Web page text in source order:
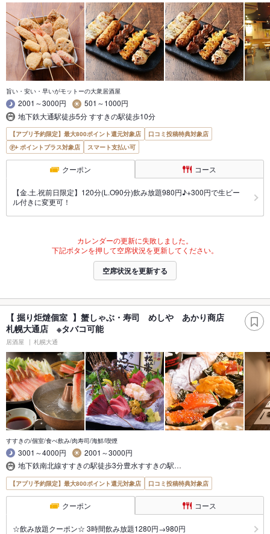
旨い・安い・早いがモットーの大衆居酒屋
2001～3000円
501～1000円
地下鉄大通駅徒歩5分 すすきの駅徒歩10分
【アプリ予約限定】最大800ポイント還元対象店
口コミ投稿特典対象店
ポイントプラス対象店
スマート支払い可
クーポン コース
【金.土.祝前日限定】120分(L.O90分)飲み放題980円♪+300円で生ビー
ル付きに変更可！
カレンダーの更新に失敗しました。
下記ボタンを押して空席状況を更新してください。
空席状況を更新する
【 掘り炬燵個室 】蟹しゃぶ・寿司 めしや あかり商店
札幌大通店 ※タバコ可能
居酒屋 札幌大通
すすきの/個室/食べ飲み/肉寿司/海鮮/喫煙
3001～4000円
2001～3000円
地下鉄南北線すすきの駅徒歩3分豊水すすきの駅…
【アプリ予約限定】最大800ポイント還元対象店 口コミ投稿特典対象店
クーポン コース
☆飲み放題クーポン☆ 3時間飲み放題1280円→980円